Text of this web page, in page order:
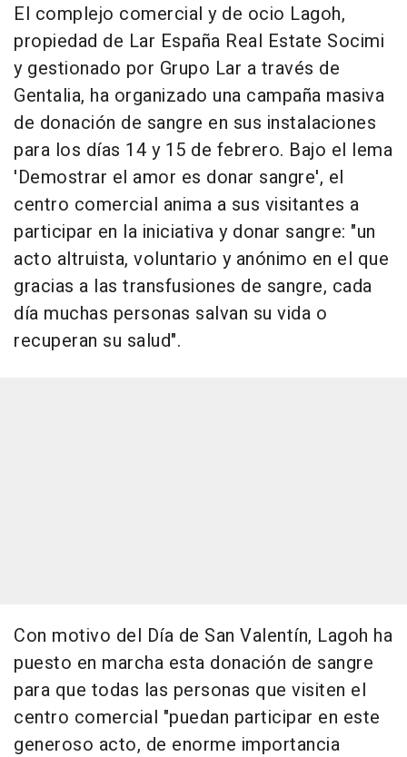
El complejo comercial y de ocio Lagoh,
propiedad de Lar España Real Estate Socimi
y gestionado por Grupo Lar a través de
Gentalia, ha organizado una campaña masiva
de donación de sangre en sus instalaciones
para los días 14 y 15 de febrero. Bajo el lema
'Demostrar el amor es donar sangre', el
centro comercial anima a sus visitantes a
participar en la iniciativa y donar sangre: "un
acto altruista, voluntario y anónimo en el que
gracias a las transfusiones de sangre, cada
día muchas personas salvan su vida o
recuperan su salud".
Con motivo del Día de San Valentín, Lagoh ha
puesto en marcha esta donación de sangre
para que todas las personas que visiten el
centro comercial "puedan participar en este
generoso acto, de enorme importancia